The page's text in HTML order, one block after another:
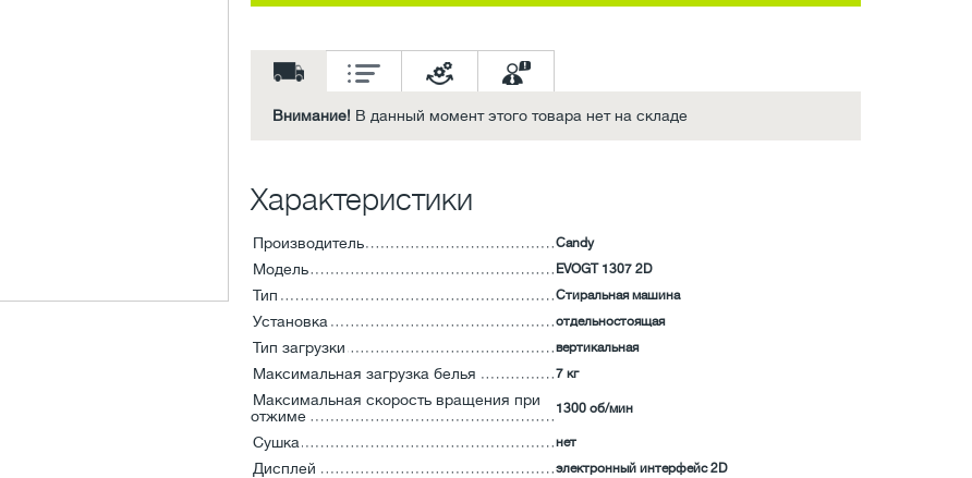
Внимание! В данный момент этого товара нет на складе
Характеристики
Производитель Candy
Модель EVOGT 1307 2D
Тип Стиральная машина
Установка отдельностоящая
Тип загрузки вертикальная
Максимальная загрузка белья 7 кг
Максимальная скорость вращения при
отжиме
1300 об/мин
Сушка нет
Дисплей электронный интерфейс 2D